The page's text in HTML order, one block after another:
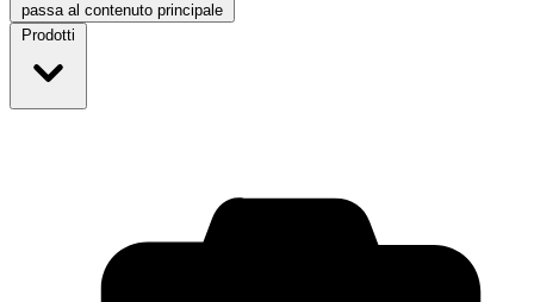
passa al contenuto principale
Prodotti